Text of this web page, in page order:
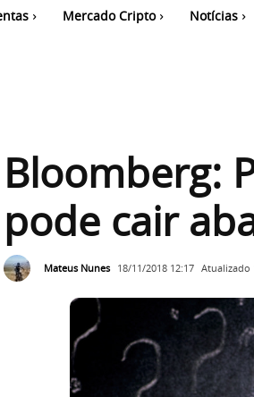
Mercado Cripto Notícias
Bloomberg:
pode cair
Mateus Nunes 18/11/2018 12:17 Atualizado